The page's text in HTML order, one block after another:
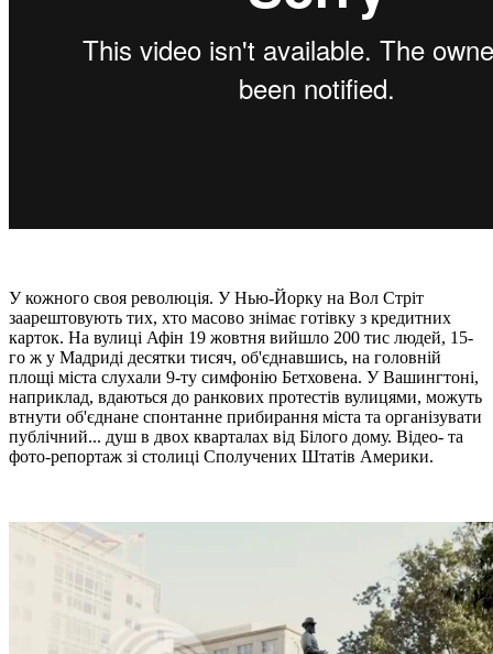
У кожного своя революція. У Нью-Йорку на Вол Стріт
заарештовують тих, хто масово знімає готівку з кредитних
карток. На вулиці Афін 19 жовтня вийшло 200 тис людей, 15-
го ж у Мадриді десятки тисяч, об'єднавшись, на головній
площі міста слухали 9-ту симфонію Бетховена. У Вашингтоні,
наприклад, вдаються до ранкових протестів вулицями, можуть
втнути об'єднане спонтанне прибирання міста та організувати
публічний... душ в двох кварталах від Білого дому. Відео- та
фото-репортаж зі столиці Сполучених Штатів Америки.